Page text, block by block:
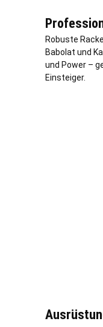
Robuste
Babolat und
und Power –
Einsteiger.